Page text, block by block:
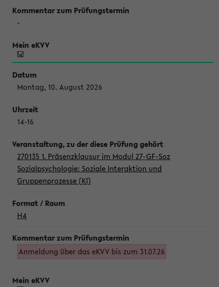
-
Montag, 10. August 2026
14-16
270135 1. Präsenzklausur im Modul 27-GF-Soz
Sozialpsychologie: Soziale Interaktion und
Gruppenprozesse (Kl)
H4
Anmeldung über das eKVV bis zum 31.07.26